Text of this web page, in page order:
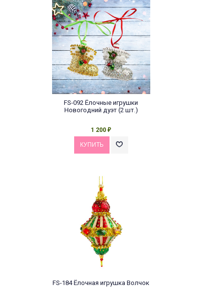
FS-092 Ёлочные игрушки
Новогодний дуэт (2 шт.)
1 200 ₽
FS-184 Ёлочная игрушка Волчок